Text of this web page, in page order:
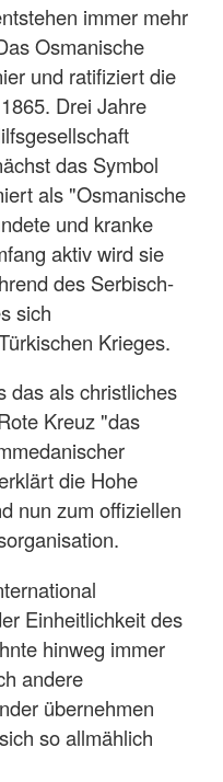
immer mehr
Osmanische
und ratifiziert die
Drei Jahre
das Symbol
als "Osmanische
und kranke
aktiv wird sie
des Serbisch-
sich
Krieges.
das als christliches
Kreuz "das
die Hohe
nun zum offiziellen
Einheitlichkeit des
hinweg immer
andere
übernehmen
so allmählich